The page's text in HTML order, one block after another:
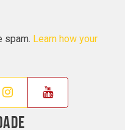
spam. Learn how your